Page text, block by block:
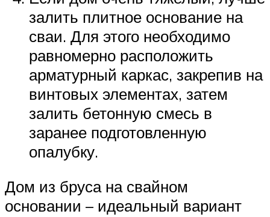
залить плитное основание на
сваи. Для этого необходимо
равномерно расположить
арматурный каркас, закрепив на
винтовых элементах, затем
залить бетонную смесь в
заранее подготовленную
опалубку.
Дом из бруса на свайном
основании – идеальный вариант